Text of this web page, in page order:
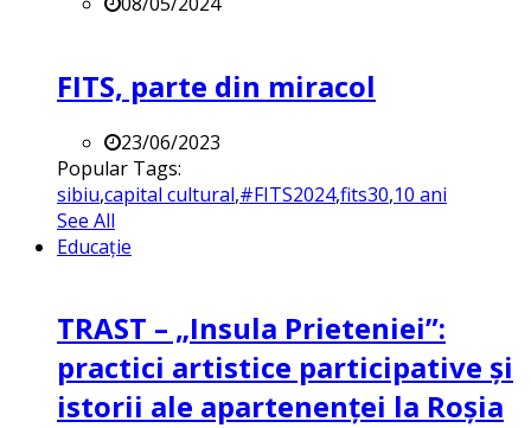
FITS, parte din miracol
23/06/2023
Popular Tags:
sibiu,capital cultural,#FITS2024,fits30,10 ani
See All
Educație
TRAST – „Insula Prieteniei”:
practici artistice participative și
istorii ale apartenenței la Roșia